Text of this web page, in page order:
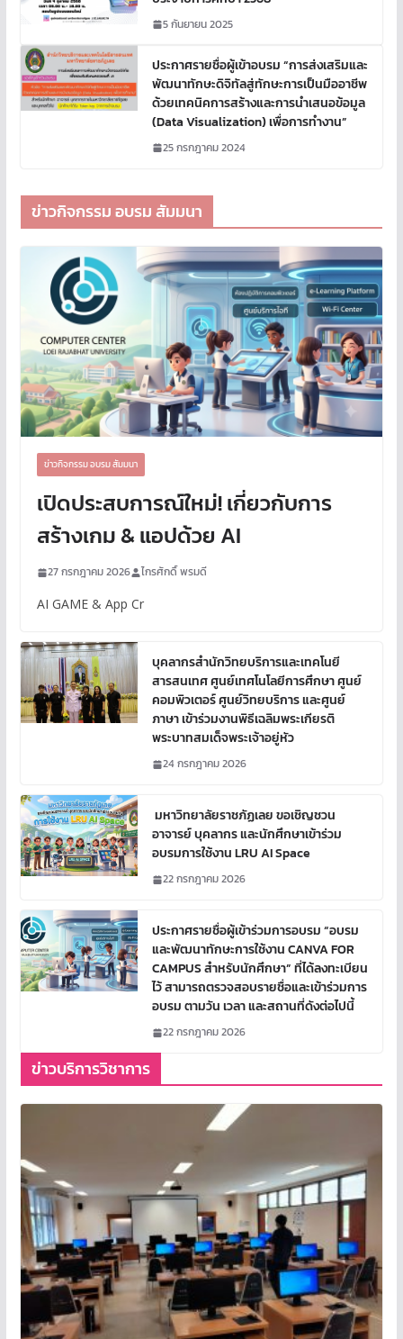
5 กันยายน 2025
ประกาศรายชื่อผู้เข้าอบรม “การส่งเสริมและ
พัฒนาทักษะดิจิทัลสู่ทักษะการเป็นมืออาชีพ
ด้วยเทคนิคการสร้างและการนำเสนอข้อมูล
(Data Visualization) เพื่อการทำงาน”
25 กรกฎาคม 2024
ข่าวกิจกรรม อบรม สัมมนา
ข่าวกิจกรรม อบรม สัมมนา
เปิดประสบการณ์ใหม่! เกี่ยวกับการ
สร้างเกม & แอปด้วย AI
27 กรกฎาคม 2026 ไกรศักดิ์ พรมดี
AI GAME & App Cr
บุคลากรสำนักวิทยบริการและเทคโนยี
สารสนเทศ ศูนย์เทศโนโลยีการศึกษา ศูนย์
คอมพิวเตอร์ ศูนย์วิทยบริการ และศูนย์
ภาษา เข้าร่วมงานพิธีเฉลิมพระเกียรติ
พระบาทสมเด็จพระเจ้าอยู่หัว
24 กรกฎาคม 2026
มหาวิทยาลัยราชภัฏเลย ขอเชิญชวน
อาจารย์ บุคลากร และนักศึกษาเข้าร่วม
อบรมการใช้งาน LRU AI Space
22 กรกฎาคม 2026
ประกาศรายชื่อผู้เข้าร่วมการอบรม “อบรม
และพัฒนาทักษะการใช้งาน CANVA FOR
CAMPUS สำหรับนักศึกษา” ที่ได้ลงทะเบียน
ไว้ สามารถตรวจสอบรายชื่อและเข้าร่วมการ
อบรม ตามวัน เวลา และสถานที่ดังต่อไปนี้
22 กรกฎาคม 2026
ข่าวบริการวิชาการ